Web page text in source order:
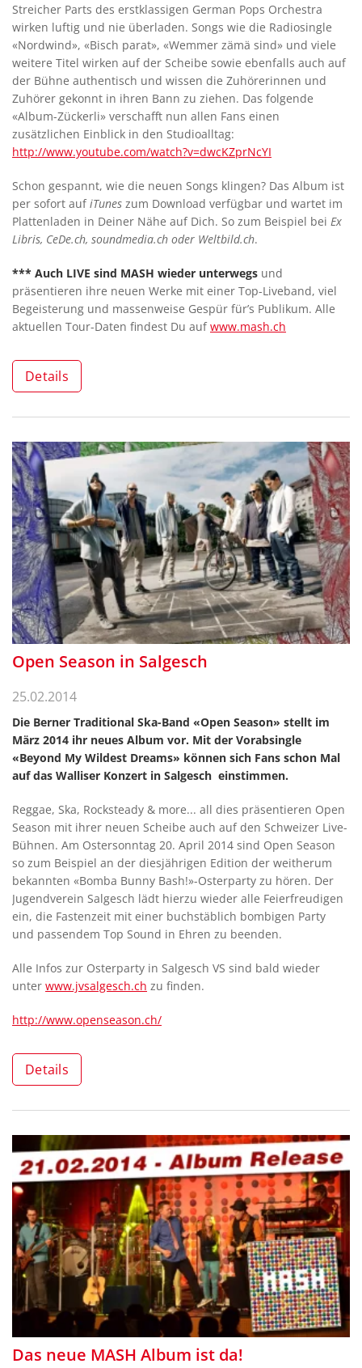
Streicher Parts des erstklassigen German Pops Orchestra
wirken luftig und nie überladen. Songs wie die Radiosingle
«Nordwind», «Bisch parat», «Wemmer zämä sind» und viele
weitere Titel wirken auf der Scheibe sowie ebenfalls auch auf
der Bühne authentisch und wissen die Zuhörerinnen und
Zuhörer gekonnt in ihren Bann zu ziehen. Das folgende
«Album-Zückerli» verschafft nun allen Fans einen
zusätzlichen Einblick in den Studioalltag:
http://www.youtube.com/watch?v=dwcKZprNcYI
Schon gespannt, wie die neuen Songs klingen? Das Album ist
per sofort aufiTunes zum Download verfügbar und wartet im
Plattenladen in Deiner Nähe auf Dich. So zum Beispiel bei Ex
Libris, CeDe.ch, soundmedia.ch oder Weltbild.ch.
*** Auch LIVE sind MASH wieder unterwegs und
präsentieren ihre neuen Werke mit einer Top-Liveband, viel
Begeisterung und massenweise Gespür für’s Publikum. Alle
aktuellen Tour-Daten findest Du aufwww.mash.ch
Details
Open Season in Salgesch
25.02.2014
Die Berner Traditional Ska-Band «Open Season» stellt im
März 2014 ihr neues Album vor. Mit der Vorabsingle
«Beyond My Wildest Dreams» können sich Fans schon Mal
auf das Walliser Konzert in Salgesch einstimmen.
Reggae, Ska, Rocksteady & more... all dies präsentieren Open
Season mit ihrer neuen Scheibe auch auf den Schweizer Live-
Bühnen. Am Ostersonntag 20. April 2014 sind Open Season
so zum Beispiel an der diesjährigen Edition der weitherum
bekannten «Bomba Bunny Bash!»-Osterparty zu hören. Der
Jugendverein Salgesch lädt hierzu wieder alle Feierfreudigen
ein, die Fastenzeit mit einer buchstäblich bombigen Party
und passendem Top Sound in Ehren zu beenden.
Alle Infos zur Osterparty in Salgesch VS sind bald wieder
unter www.jvsalgesch.ch zu finden.
http://www.openseason.ch/
Details
Das neue MASH Album ist da!